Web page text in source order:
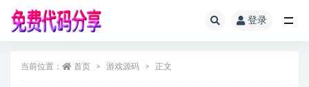
登录
当前位置： 首页 游戏源码 正文